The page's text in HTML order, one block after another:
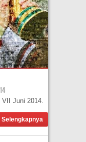
VII Juni 2014.
Selengkapnya